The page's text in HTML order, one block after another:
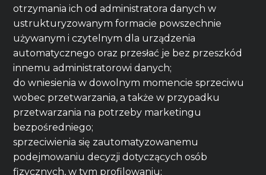
otrzymania ich od administratora danych w
ustrukturyzowanym formacie powszechnie
używanym i czytelnym dla urządzenia
automatycznego oraz przesłać je bez przeszkód
innemu administratorowi danych;
do wniesienia w dowolnym momencie sprzeciwu
wobec przetwarzania, a także w przypadku
przetwarzania na potrzeby marketingu
bezpośredniego;
sprzeciwienia się zautomatyzowanemu
podejmowaniu decyzji dotyczących osób
fizycznych, w tym profilowaniu;